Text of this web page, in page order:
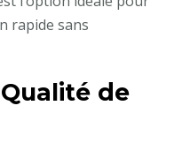
rapide sans
de